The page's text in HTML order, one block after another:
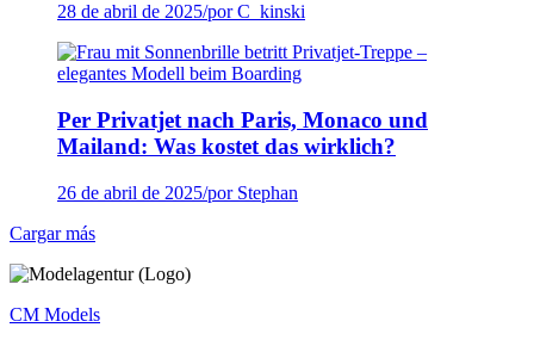
28 de abril de 2025/por C_kinski
Per Privatjet nach Paris, Monaco und
Mailand: Was kostet das wirklich?
26 de abril de 2025/por Stephan
Cargar más
CM Models